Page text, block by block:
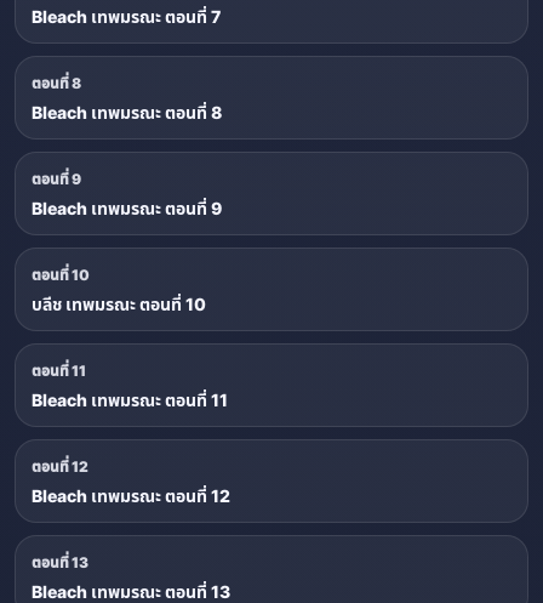
Bleach เทพมรณะ ตอนที่ 7
ตอนที่ 8
Bleach เทพมรณะ ตอนที่ 8
ตอนที่ 9
Bleach เทพมรณะ ตอนที่ 9
ตอนที่ 10
บลีช เทพมรณะ ตอนที่ 10
ตอนที่ 11
Bleach เทพมรณะ ตอนที่ 11
ตอนที่ 12
Bleach เทพมรณะ ตอนที่ 12
ตอนที่ 13
Bleach เทพมรณะ ตอนที่ 13